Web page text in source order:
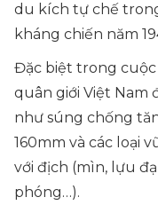
du kích tự chế
kháng chiến năm
Đặc biệt trong
quân giới Việt Nam
như súng chống
160mm và các loại
với địch (mìn, lựu
phóng…).